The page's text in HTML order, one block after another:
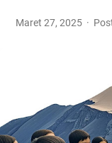
Maret 27, 2025